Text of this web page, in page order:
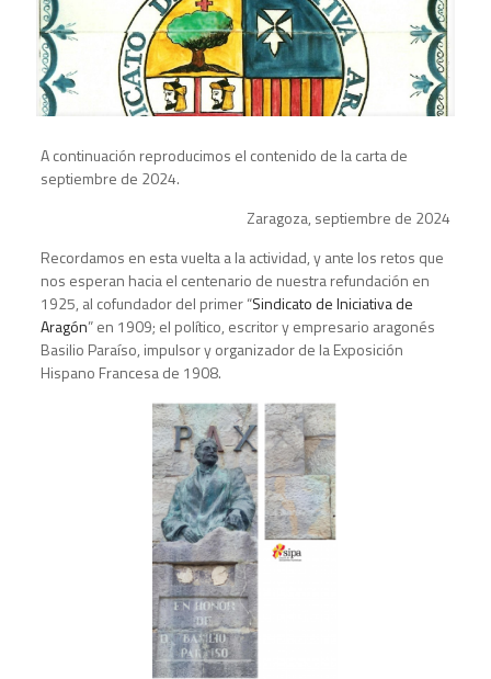
A continuación reproducimos el contenido de la carta de
septiembre de 2024.
Zaragoza, septiembre de 2024
Recordamos en esta vuelta a la actividad, y ante los retos que
nos esperan hacia el centenario de nuestra refundación en
1925, al cofundador del primer “Sindicato de Iniciativa de
Aragón” en 1909; el político, escritor y empresario aragonés
Basilio Paraíso, impulsor y organizador de la Exposición
Hispano Francesa de 1908.